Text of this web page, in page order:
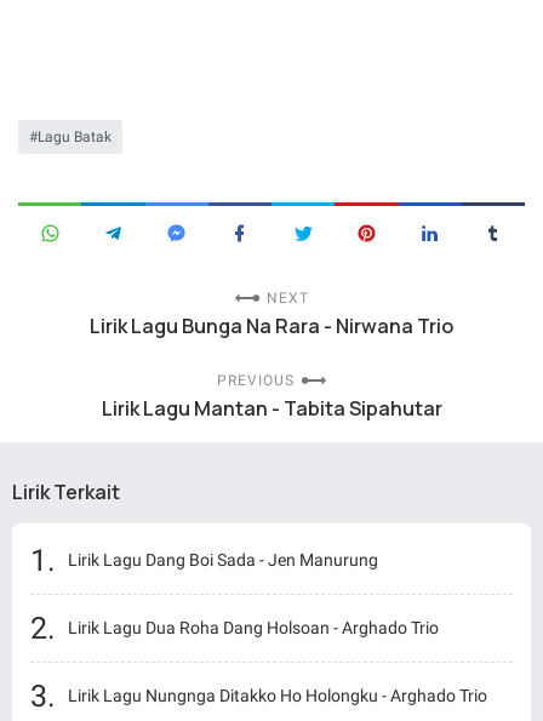
Lagu Batak
NEXT
Lirik Lagu Bunga Na Rara - Nirwana Trio
PREVIOUS
Lirik Lagu Mantan - Tabita Sipahutar
Lirik Terkait
Lirik Lagu Dang Boi Sada - Jen Manurung
Lirik Lagu Dua Roha Dang Holsoan - Arghado Trio
Lirik Lagu Nungnga Ditakko Ho Holongku - Arghado Trio